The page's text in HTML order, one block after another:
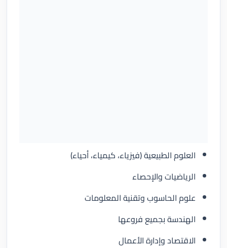
العلوم الطبيعية (فيزياء، كيمياء، أحياء)
الرياضيات والإحصاء
علوم الحاسوب وتقنية المعلومات
الهندسة بجميع فروعها
الاقتصاد وإدارة الأعمال